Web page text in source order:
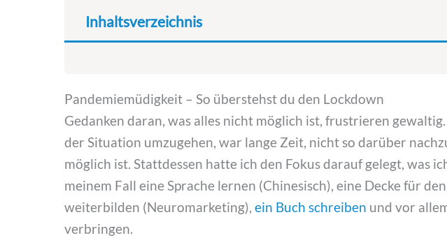
Inhaltsverzeichnis
Pandemiemüdigkeit – So überstehst du den Lockdown
Gedanken daran, was alles nicht möglich ist, frustrieren
der Situation umzugehen, war lange Zeit, nicht so darüber
möglich ist. Stattdessen hatte ich den Fokus darauf gelegt, was
meinem Fall eine Sprache lernen (Chinesisch), eine Decke für
weiterbilden (Neuromarketing), ein Buch schreiben und vor
verbringen.